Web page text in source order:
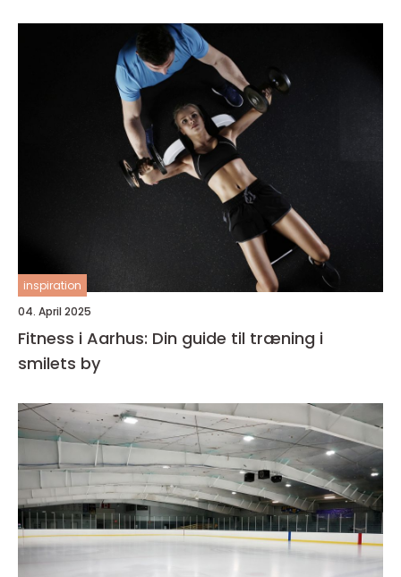
inspiration
04. April 2025
Fitness i Aarhus: Din guide til træning i
smilets by